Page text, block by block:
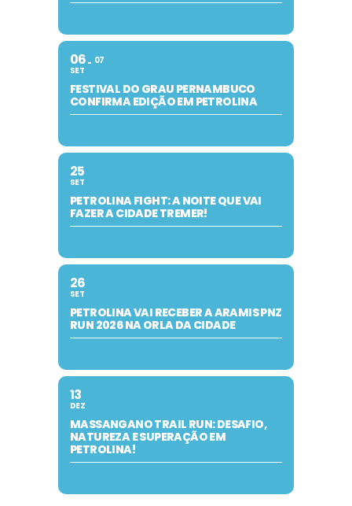
06
SET
07
FESTIVAL DO GRAU PERNAMBUCO
CONFIRMA EDIÇÃO EM PETROLINA
25
SET
PETROLINA FIGHT: A NOITE QUE VAI
FAZER A CIDADE TREMER!
26
SET
PETROLINA VAI RECEBER A ARAMIS PNZ
RUN 2026 NA ORLA DA CIDADE
13
DEZ
MASSANGANO TRAIL RUN: DESAFIO,
NATUREZA E SUPERAÇÃO EM
PETROLINA!